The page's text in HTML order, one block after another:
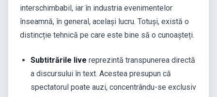
interschimbabil, iar în industria evenimentelor
înseamnă, în general, același lucru. Totuși, există o
distincție tehnică pe care este bine să o cunoașteți.
Subtitrările live reprezintă transpunerea directă
a discursului în text. Acestea presupun că
spectatorul poate auzi, concentrându-se exclusiv